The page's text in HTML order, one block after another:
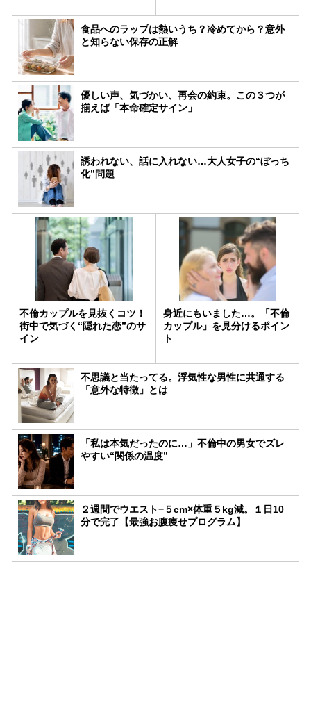
食品へのラップは熱いうち？冷めてから？意外
と知らない保存の正解
優しい声、気づかい、再会の約束。この３つが
揃えば「本命確定サイン」
誘われない、話に入れない…大人女子の“ぼっち
化”問題
不倫カップルを見抜くコツ！
街中で気づく“隠れた恋”のサ
イン
身近にもいました…。「不倫
カップル」を見分けるポイン
ト
不思議と当たってる。浮気性な男性に共通する
「意外な特徴」とは
「私は本気だったのに…」不倫中の男女でズレ
やすい“関係の温度”
２週間でウエスト−５cm×体重５kg減。１日10
分で完了【最強お腹痩せプログラム】